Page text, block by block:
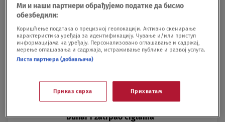
mrtvo telo. Za ubicu meštani kažu da je rano
ostao bez majke, da je živeo sam sa ocem i da se
odao lošem društvu i narkoticima.***Pratite nas i
na društvenim
bunar i zatrpao ciglama
Ми и наши партнери обрађујемо податке да бисмо
обезбедили:
Коришћење података о прецизној геолокацији. Активно скенирање
карактеристика уређаја за идентификацију. Чување и/или приступ
информацијама на уређају. Персонализовано оглашавање и садржај,
мерење оглашавања и садржаја, истраживање публике и развој услуга.
Листа партнера (добављача)
Приказ сврха Прихватам